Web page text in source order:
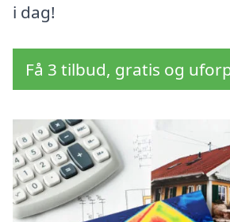
i dag!
Få 3 tilbud, gratis og